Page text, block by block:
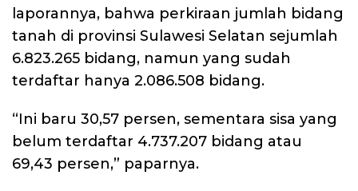
laporannya, bahwa perkiraan jumlah bidang
tanah di provinsi Sulawesi Selatan sejumlah
6.823.265 bidang, namun yang sudah
terdaftar hanya 2.086.508 bidang.
“Ini baru 30,57 persen, sementara sisa yang
belum terdaftar 4.737.207 bidang atau
69,43 persen,” paparnya.